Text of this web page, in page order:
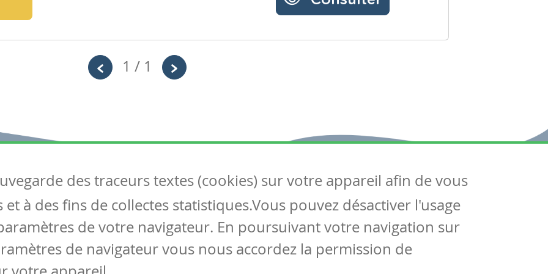
1 / 1
Articles
Tous les articles
Articles DYS
Circulaires
Suivez-nous
Contactez-nous
Soutien scolaire
des traceurs textes (cookies) sur votre appareil afin de vous
à des fins de collectes statistiques.Vous pouvez désactiver l'usage
de votre navigateur. En poursuivant votre navigation sur
de navigateur vous nous accordez la permission de